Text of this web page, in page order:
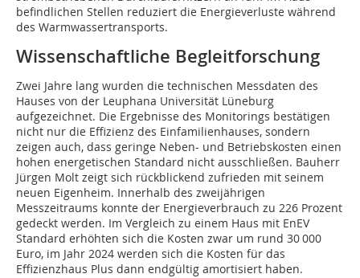
befindlichen Stellen reduziert die Energieverluste während
des Warmwassertransports.
Wissenschaftliche Begleitforschung
Zwei Jahre lang wurden die technischen Messdaten des
Hauses von der Leuphana Universität Lüneburg
aufgezeichnet. Die Ergebnisse des Monitorings bestätigen
nicht nur die Effizienz des Einfamilienhauses, sondern
zeigen auch, dass geringe Neben- und Betriebskosten einen
hohen energetischen Standard nicht ausschließen. Bauherr
Jürgen Molt zeigt sich rückblickend zufrieden mit seinem
neuen Eigenheim. Innerhalb des zweijährigen
Messzeitraums konnte der Energieverbrauch zu 226 Prozent
gedeckt werden. Im Vergleich zu einem Haus mit EnEV
Standard erhöhten sich die Kosten zwar um rund 30 000
Euro, im Jahr 2024 werden sich die Kosten für das
Effizienzhaus Plus dann endgültig amortisiert haben.